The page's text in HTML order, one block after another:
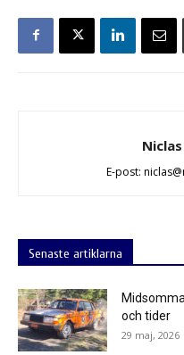
E-post:
Senaste artiklarna
och tider
29 maj, 2026